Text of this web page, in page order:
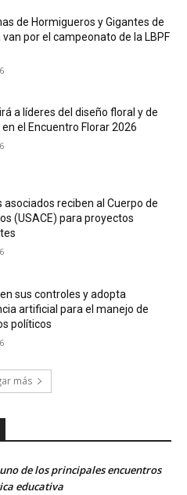
de Hormigueros y Gigantes de
van por el campeonato de la LBPF
a líderes del diseño floral y de
el Encuentro Florar 2026
asociados reciben al Cuerpo de
(USACE) para proyectos
sus controles y adopta
artificial para el manejo de
políticos
más
de los principales encuentros
educativa